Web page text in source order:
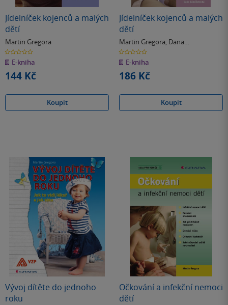
Jídelníček kojenců a malých
dětí
Martin Gregora
0.0
z
5
hvězdiček
E-kniha
144 Kč
Koupit
Jídelníček kojenců a malých
dětí
Martin Gregora, Dana
Zákostelecká
0.0
z
5
hvězdiček
E-kniha
186 Kč
Koupit
Vývoj dítěte do jednoho
roku
Očkování a infekční nemoci
dětí